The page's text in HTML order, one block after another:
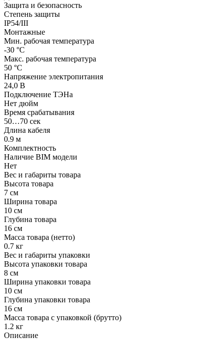
Защита и безопасность
Степень защиты
IP54/III
Монтажные
Мин. рабочая температура
-30 °С
Макс. рабочая температура
50 °С
Напряжение электропитания
24,0 В
Подключение ТЭНа
Нет дюйм
Время срабатывания
50…70 сек
Длина кабеля
0.9 м
Комплектность
Наличие BIM модели
Нет
Вес и габариты товара
Высота товара
7 см
Ширина товара
10 см
Глубина товара
16 см
Масса товара (нетто)
0.7 кг
Вес и габариты упаковки
Высота упаковки товара
8 см
Ширина упаковки товара
10 см
Глубина упаковки товара
16 см
Масса товара с упаковкой (брутто)
1.2 кг
Описание